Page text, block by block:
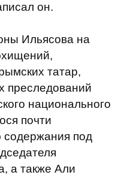
он.
Ильясова на
татар,
преследований
национального
почти
содержания под
а также Али